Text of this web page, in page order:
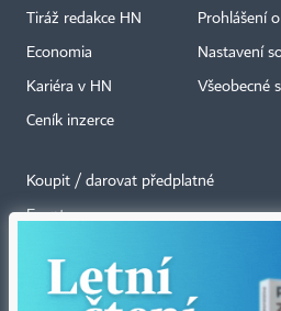
Tiráž redakce HN
Economia
Kariéra v HN
Ceník inzerce
Prohlášení
Nastavení
Všeobecné
Koupit / darovat předplatné
Eventy
RSS kanály